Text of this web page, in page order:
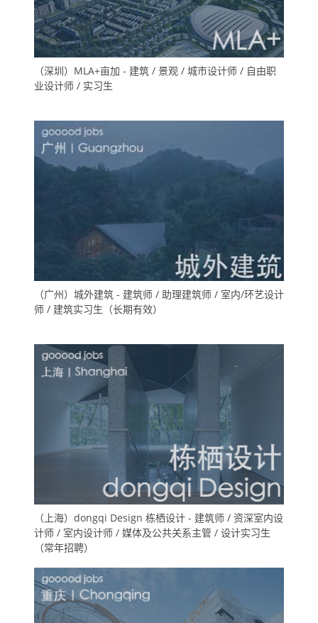
（深圳）MLA+亩加 - 建筑 / 景观 / 城市设计师 / 自由职
业设计师 / 实习生
（广州）城外建筑 - 建筑师 / 助理建筑师 / 室内/环艺设计
师 / 建筑实习生（长期有效）
（上海）dongqi Design 栋栖设计 - 建筑师 / 资深室内设
计师 / 室内设计师 / 媒体及公共关系主管 / 设计实习生
（常年招聘）